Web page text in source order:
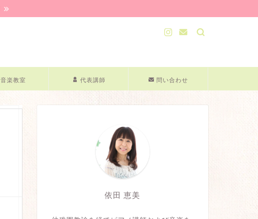
音楽教室 代表講師 問い合わせ
依田 恵美